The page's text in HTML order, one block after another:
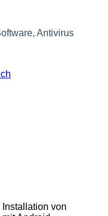
Antivirus
von